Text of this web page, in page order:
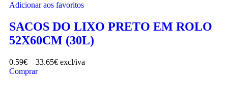
Adicionar aos favoritos
SACOS DO LIXO PRETO EM ROLO
52X60CM (30L)
0.59€ – 33.65€ excl/iva
Comprar